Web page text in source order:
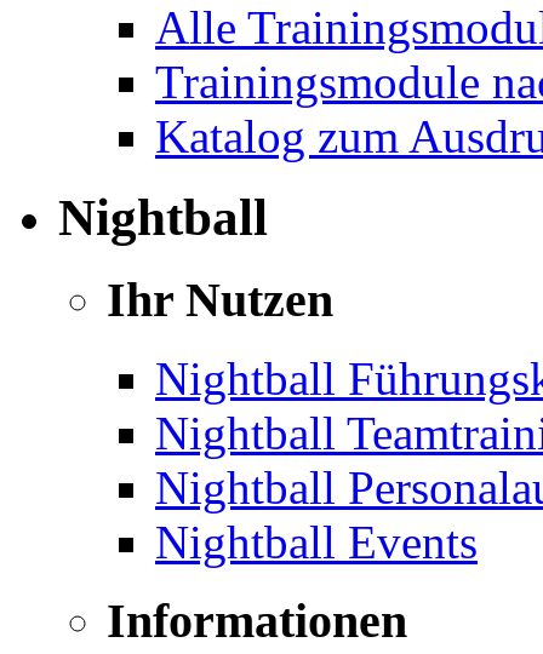
Alle
Trainingsmodule
Katalog zum
Nightball
Ihr Nutzen
Nightball
Nightball
Nightball
Nightball Events
Informationen